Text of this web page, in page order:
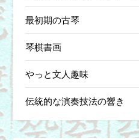
最初期の古琴
琴棋書画
やっと文人趣味
伝統的な演奏技法の響き